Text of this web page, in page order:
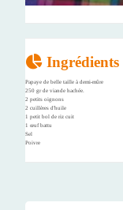
Ingrédients
Papaye de belle taille à demi-mûre
250 gr de viande hachée.
2 petits oignons
2 cuillères d'huile
1 petit bol de riz cuit
1 œuf battu
Sel
Poivre